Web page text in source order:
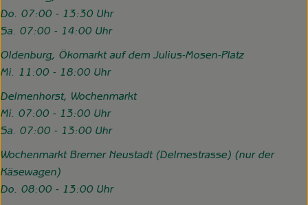
Do. 07:00 - 13:30 Uhr
Sa. 07:00 - 14:00 Uhr
Oldenburg, Ökomarkt auf dem Julius-Mosen-Platz
Mi. 11:00 - 18:00 Uhr
Delmenhorst, Wochenmarkt
Mi. 07:00 - 13:00 Uhr
Sa. 07:00 - 13:00 Uhr
Wochenmarkt Bremer Neustadt (Delmestrasse) (nur der
Käsewagen)
Do. 08:00 - 13:00 Uhr